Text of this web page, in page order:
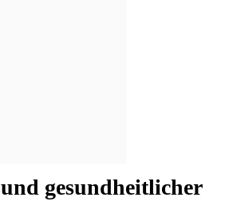
gesundheitlicher